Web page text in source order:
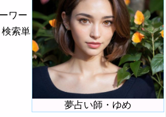
夢占い師・ゆめ
ワー
索単